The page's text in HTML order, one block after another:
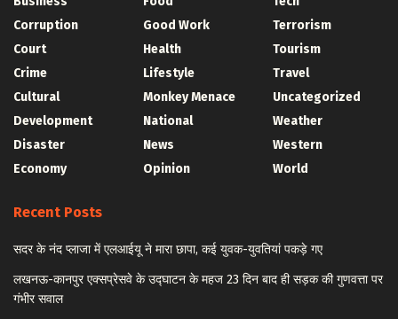
Corruption
Court
Crime
Cultural
Development
Disaster
Economy
Good Work
Health
Lifestyle
Monkey Menace
National
News
Opinion
Terrorism
Tourism
Travel
Uncategorized
Weather
Western
World
Recent Posts
सदर के नंद प्लाजा में एलआईयू ने मारा छापा, कई युवक-युवतियां पकड़े गए
लखनऊ-कानपुर एक्सप्रेसवे के उद्घाटन के महज 23 दिन बाद ही सड़क की गुणवत्ता पर
गंभीर सवाल